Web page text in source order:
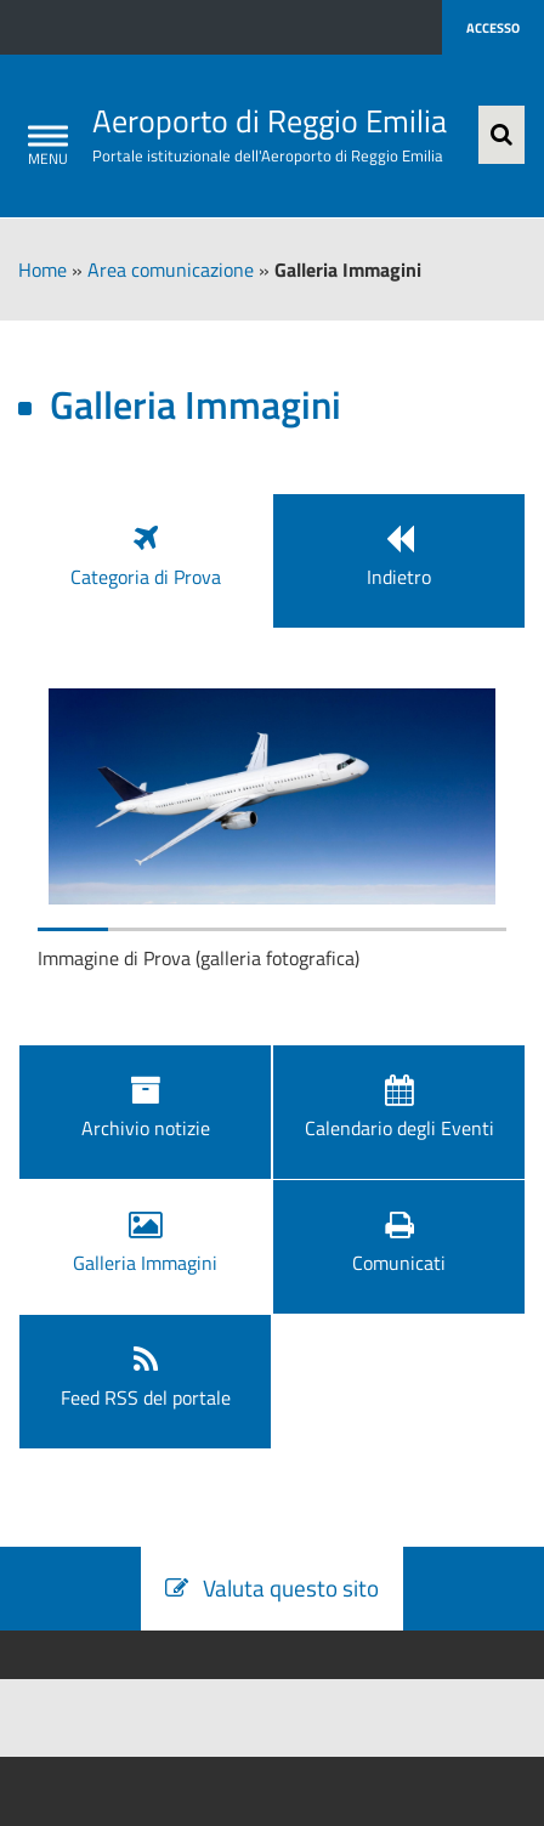
ACCESSO
Aeroporto di Reggio Emilia
Portale istituzionale dell'Aeroporto di Reggio Emilia
Home » Area comunicazione » Galleria Immagini
Galleria Immagini
Categoria di Prova Indietro
Immagine di Prova (galleria fotografica)
Archivio notizie Calendario degli Eventi
Galleria Immagini Comunicati
Feed RSS del portale
Valuta questo sito